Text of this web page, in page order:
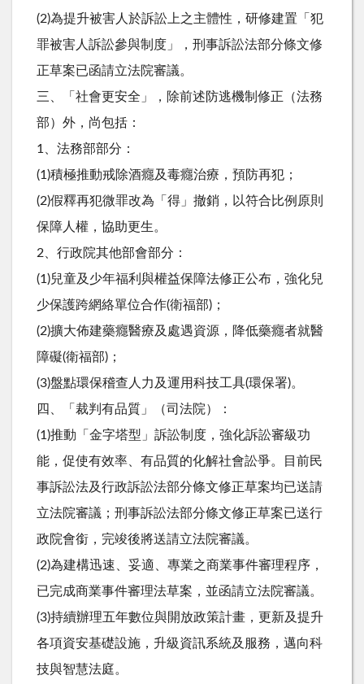
(2)為提升被害人於訴訟上之主體性，研修建置「犯
罪被害人訴訟參與制度」，刑事訴訟法部分條文修
正草案已函請立法院審議。
三、「社會更安全」，除前述防逃機制修正（法務
部）外，尚包括：
1、法務部部分：
(1)積極推動戒除酒癮及毒癮治療，預防再犯；
(2)假釋再犯微罪改為「得」撤銷，以符合比例原則
保障人權，協助更生。
2、行政院其他部會部分：
(1)兒童及少年福利與權益保障法修正公布，強化兒
少保護跨網絡單位合作(衛福部)；
(2)擴大佈建藥癮醫療及處遇資源，降低藥癮者就醫
障礙(衛福部)；
(3)盤點環保稽查人力及運用科技工具(環保署)。
四、「裁判有品質」（司法院）：
(1)推動「金字塔型」訴訟制度，強化訴訟審級功
能，促使有效率、有品質的化解社會訟爭。目前民
事訴訟法及行政訴訟法部分條文修正草案均已送請
立法院審議；刑事訴訟法部分條文修正草案已送行
政院會銜，完竣後將送請立法院審議。
(2)為建構迅速、妥適、專業之商業事件審理程序，
已完成商業事件審理法草案，並函請立法院審議。
(3)持續辦理五年數位與開放政策計畫，更新及提升
各項資安基礎設施，升級資訊系統及服務，邁向科
技與智慧法庭。